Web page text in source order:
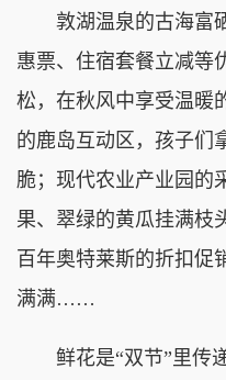
敦湖温泉的古海富硒
惠票、住宿套餐立减等
松，在秋风中享受温暖
的鹿岛互动区，孩子们
脆；现代农业产业园的
果、翠绿的黄瓜挂满枝
百年奥特莱斯的折扣促
满满……
鲜花是“双节”里传递